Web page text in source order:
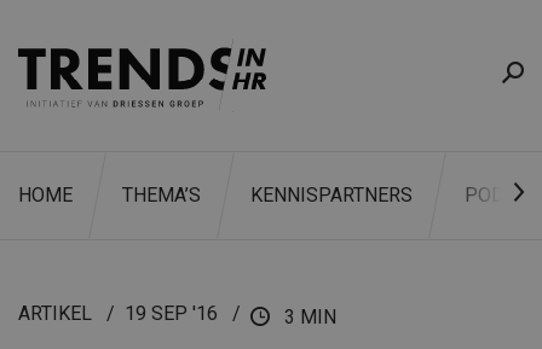
HOME THEMA’S KENNISPARTNERS
ARTIKEL 19 SEP '16 3 MIN